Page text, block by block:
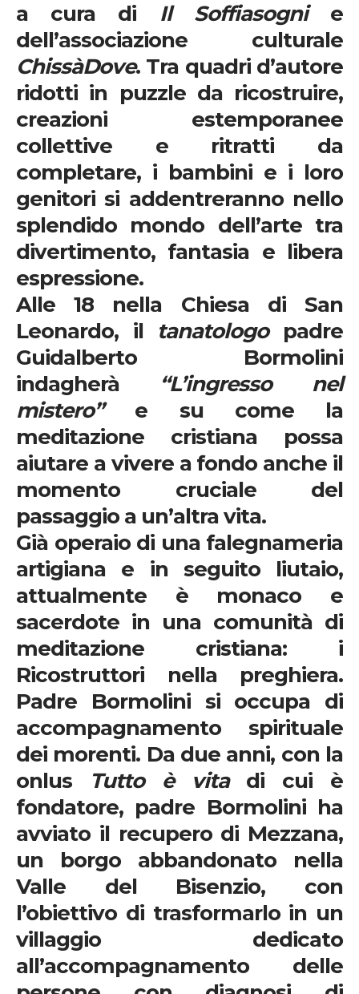
a cura di Il Soffiasognie
dell’associazione culturale
ChissàDove. Tra quadri d’autore
ridotti in puzzle da ricostruire,
creazioni estemporanee
collettive e ritratti da
completare, i bambini e i loro
genitori si addentreranno nello
splendido mondo dell’arte tra
divertimento, fantasia e libera
espressione.
Alle 18 nella Chiesa di San
Leonardo, il tanatologopadre
Guidalberto Bormolini
indagherà
“L’ingresso nel
mistero”e su come la
meditazione cristiana possa
aiutare a vivere a fondo anche il
momento cruciale del
passaggio a un’altra vita.
Già operaio di una falegnameria
artigiana e in seguito liutaio,
attualmente è monaco e
sacerdote in una comunità di
meditazione cristiana: i
Ricostruttori nella preghiera.
Padre Bormolini si occupa di
accompagnamento spirituale
dei morenti. Da due anni, con la
onlus
Tutto è vitadi cui è
fondatore, padre Bormolini ha
avviato il recupero di Mezzana,
un borgo abbandonato nella
Valle del Bisenzio, con
l’obiettivo di trasformarlo in un
villaggio dedicato
all’accompagnamento delle